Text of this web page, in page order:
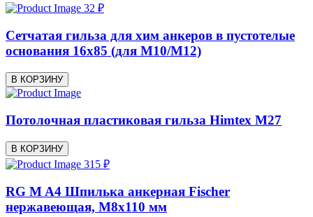
32 ₽
Сетчатая гильза для хим анкеров в пустотелые
основания 16x85 (для М10/М12)
В КОРЗИНУ
Потолочная пластиковая гильза Himtex М27
В КОРЗИНУ
315 ₽
RG M A4 Шпилька анкерная Fischer
нержавеющая, M8x110 мм